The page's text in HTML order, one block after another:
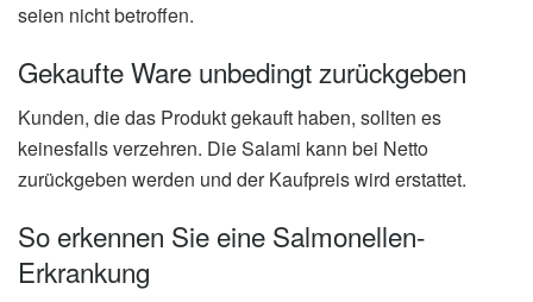
seien nicht betroffen.
Gekaufte Ware unbedingt zurückgeben
Kunden, die das Produkt gekauft haben, sollten es
keinesfalls verzehren. Die Salami kann bei Netto
zurückgeben werden und der Kaufpreis wird erstattet.
So erkennen Sie eine Salmonellen-
Erkrankung